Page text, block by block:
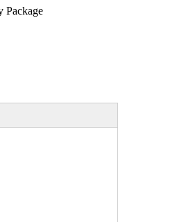
Package